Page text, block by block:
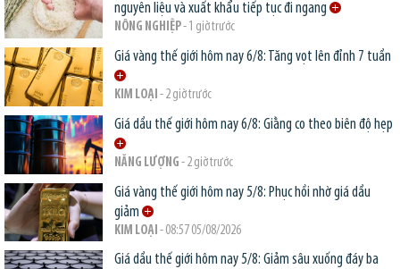
nguyên liệu và xuất khẩu tiếp tục đi ngang
NÔNG NGHIỆP- 1 giờ trước
Giá vàng thế giới hôm nay 6/8: Tăng vọt lên đỉnh 7 tuần
KIM LOẠI - 2 giờ trước
Giá dầu thế giới hôm nay 6/8: Giằng co theo biên độ hẹp
NĂNG LƯỢNG - 2 giờ trước
Giá vàng thế giới hôm nay 5/8: Phục hồi nhờ giá dầu
giảm
KIM LOẠI - 08:57 05/08/2026
Giá dầu thế giới hôm nay 5/8: Giảm sâu xuống đáy ba